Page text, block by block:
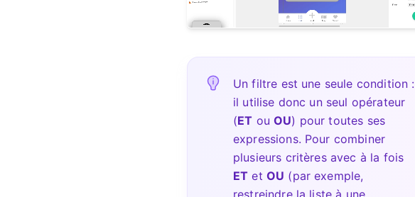
Un filtre est une seule condition :
il utilise donc un seul opérateur
(ET ouOU) pour toutes ses
expressions. Pour combiner
plusieurs critères avec à la fois
ET et OU (par exemple,
restreindre la liste à une